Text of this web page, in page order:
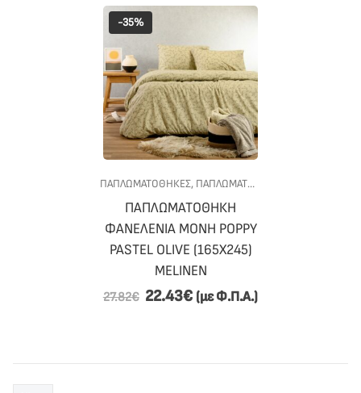
-35%
ΠΑΠΛΩΜΑΤΟΘΗΚΕΣ, ΠΑΠΛΩΜΑΤΟΘΗΚΕΣ ΦΑΝΕΛΕΝΙΕΣ ΜΟΝΕΣ
ΠΑΠΛΩΜΑΤΟΘΗΚΗ
ΦΑΝΕΛΕΝΙΑ ΜΟΝΗ POPPY
PASTEL OLIVE (165X245)
MELINEN
27.82€ 22.43€ (με Φ.Π.Α.)